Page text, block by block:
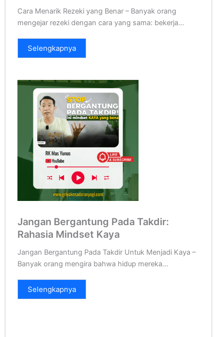
Cara Menarik Rezeki yang Benar – Banyak orang
mengejar rezeki dengan cara yang sama: bekerja...
Selengkapnya
Jangan Bergantung Pada Takdir:
Rahasia Mindset Kaya
Jangan Bergantung Pada Takdir Untuk Menjadi Kaya –
Banyak orang mengira bahwa hidup mereka...
Selengkapnya